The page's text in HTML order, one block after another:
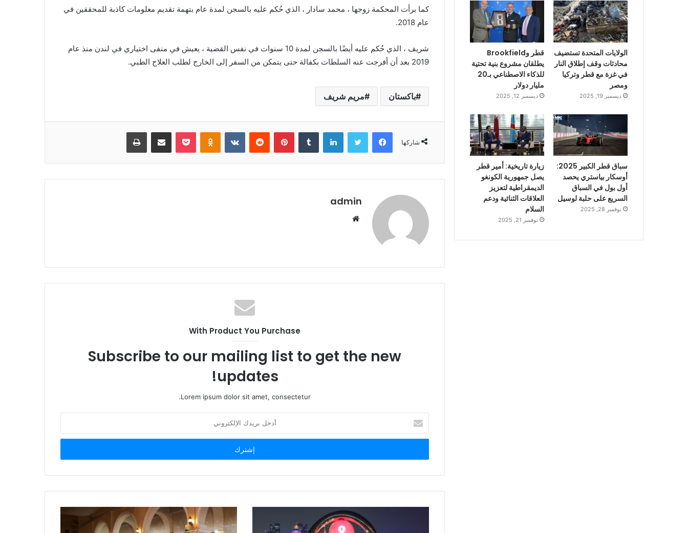
كما برأت المحكمة زوجها ، محمد سادار ، الذي حُكم عليه بالسجن لمدة عام بتهمة تقديم معلومات كاذبة للمحققين في
عام 2018.
شريف ، الذي حُكم عليه أيضًا بالسجن لمدة 10 سنوات في نفس القضية ، يعيش في منفى اختياري في لندن منذ عام
2019 بعد أن أفرجت عنه السلطات بكفالة حتى يتمكن من السفر إلى الخارج لطلب العلاج الطبي.
باكستان مريم شريف
شاركها
فيسبوك لينكدإن بينتيريست بوكيت
admin
ا
With Product You Purchase
Subscribe to our mailing list to get the new
updates!
Lorem ipsum dolor sit amet, consectetur.
خ
ب
د
الولايات المتحدة تستضيف
محادثات وقف إطلاق النار
في غزة مع قطر وتركيا
ومصر
ديسمبر 19, 2025
قطر وBrookfield
يطلقان مشروع بنية تحتية
للذكاء الاصطناعي بـ20
مليار دولار
ديسمبر 12, 2025
سباق قطر الكبير 2025:
أوسكار بياستري يحصد
أول بول في السباق
السريع على حلبة لوسيل
نوفمبر 28, 2025
زيارة تاريخية: أمير قطر
يصل جمهورية الكونغو
الديمقراطية لتعزيز
العلاقات الثنائية ودعم
السلام
نوفمبر 21, 2025